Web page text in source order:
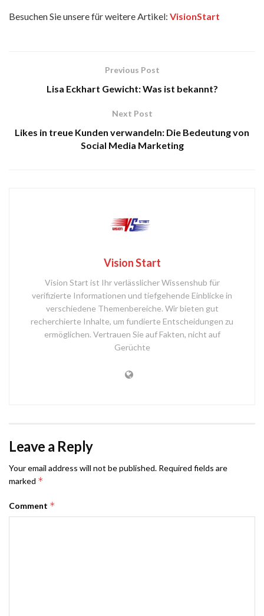
Besuchen Sie unsere für weitere Artikel: VisionStart
Previous Post
Lisa Eckhart Gewicht: Was ist bekannt?
Next Post
Likes in treue Kunden verwandeln: Die Bedeutung von
Social Media Marketing
Vision Start
Vision Start ist Ihr verlässlicher Wissenshub für
verifizierte Informationen und tiefgehende Einblicke in
verschiedene Themenbereiche. Wir bieten gut
recherchierte Inhalte, um fundierte Entscheidungen zu
ermöglichen. Vertrauen Sie auf Fakten, nicht auf
Gerüchte
Leave a Reply
Your email address will not be published. Required fields are
marked *
Comment *